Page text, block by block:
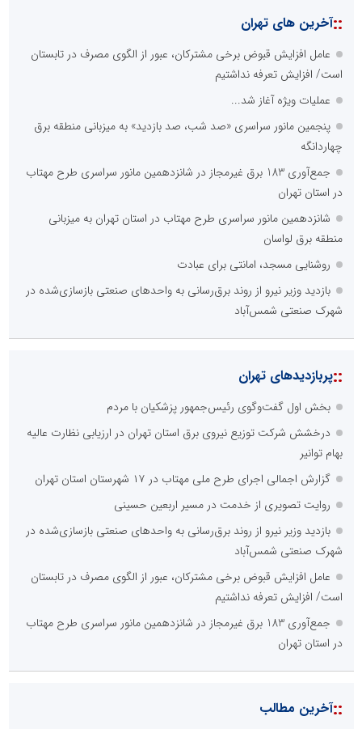
::آخرین های تهران
عامل افزایش قبوض برخی مشترکان، عبور از الگوی مصرف در تابستان
است/ افزایش تعرفه نداشتیم
عملیات ویژه آغاز شد...
پنجمین مانور سراسری «صد شب، صد بازدید» به میزبانی منطقه برق
چهاردانگه
جمع‌آوری 183 برق غیرمجاز در شانزدهمین مانور سراسری طرح مهتاب
در استان تهران
شانزدهمین مانور سراسری طرح مهتاب در استان تهران به میزبانی
منطقه برق لواسان
روشنایی مسجد، امانتی برای عبادت
بازدید وزیر نیرو از روند برق‌رسانی به واحدهای صنعتی بازسازی‌شده در
شهرک صنعتی شمس‌آباد
::پربازدیدهای تهران
بخش اول گفت‌وگوی رئیس‌جمهور پزشکیان با مردم
درخشش شرکت توزیع نیروی برق استان تهران در ارزیابی نظارت عالیه
بهام توانیر
گزارش اجمالی اجرای طرح ملی مهتاب در ۱۷ شهرستان استان تهران
روایت تصویری از خدمت در مسیر اربعین حسینی
بازدید وزیر نیرو از روند برق‌رسانی به واحدهای صنعتی بازسازی‌شده در
شهرک صنعتی شمس‌آباد
عامل افزایش قبوض برخی مشترکان، عبور از الگوی مصرف در تابستان
است/ افزایش تعرفه نداشتیم
جمع‌آوری 183 برق غیرمجاز در شانزدهمین مانور سراسری طرح مهتاب
در استان تهران
::آخرین مطالب